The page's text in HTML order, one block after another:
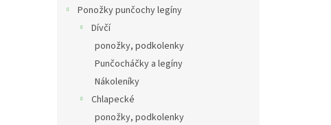
Ponožky punčochy legíny
Dívčí
ponožky, podkolenky
Punčocháčky a legíny
Nákoleníky
Chlapecké
ponožky, podkolenky